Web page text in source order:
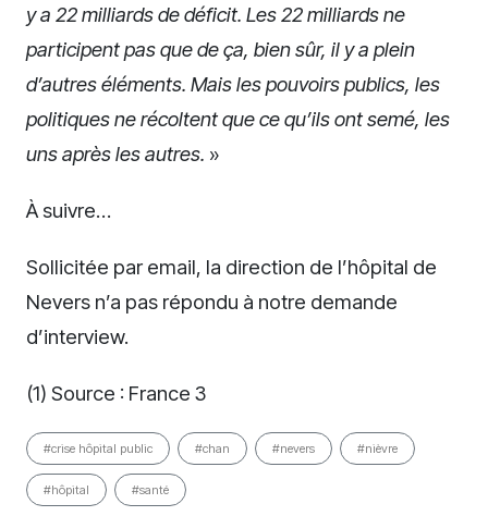
y a 22 milliards de déficit. Les 22 milliards ne
participent pas que de ça, bien sûr, il y a plein
d’autres éléments. Mais les pouvoirs publics, les
politiques ne récoltent que ce qu’ils ont semé, les
uns après les autres. »
À suivre…
Sollicitée par email, la direction de l’hôpital de
Nevers n’a pas répondu à notre demande
d’interview.
(1) Source : France 3
#crise hôpital public #chan #nevers #nièvre
#hôpital #santé